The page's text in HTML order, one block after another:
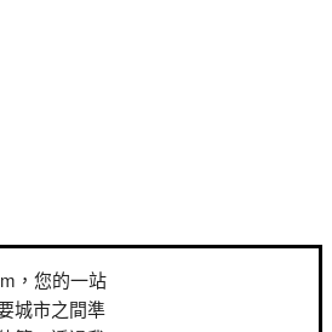
，您的一站
城市之間準